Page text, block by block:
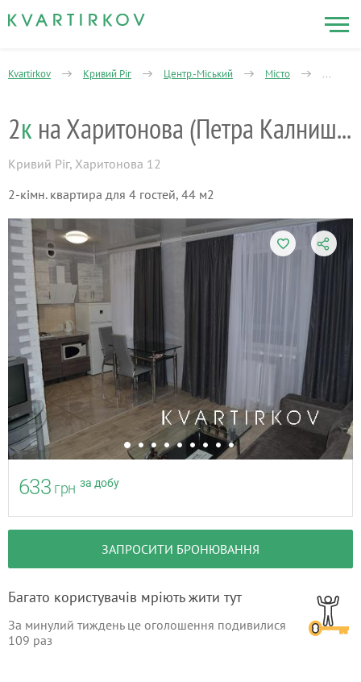
Kvartirkov Кривий Ріг Центр.-Міський Місто 2-
2к на Харитонова (Петра Калнишевського)
Кривий Ріг, Харитонова 12
2-кімн. квартира для 4 гостей, 44 м2
633 грн за добу
ЗАПРОСИТИ БРОНЮВАННЯ
Багато користувачів мріють жити тут
За минулий тиждень це оголошення подивилися
109 раз